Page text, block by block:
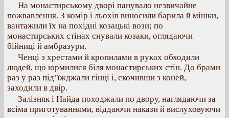
На монастирському дворі панувало незвичайне
пожвавлення. З комір і льохів виносили барила й мішки,
вантажили їх на похідні козацькі вози; по
монастирських стінах снували козаки, оглядаючи
бійниці й амбразури.
Ченці з хрестами й кропилами в руках обходили
людей, що юрмилися біля монастирських стін. До брами
раз у раз під’їжджали гінці і, скочивши з коней,
заходили в двір.
Залізняк і Найда походжали по двору, наглядаючи за
всіма приготуваннями, віддаючи накази й вислуховуючи